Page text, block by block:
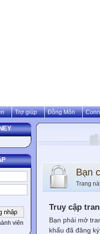
Trợ giúp Đồng Môn
viên
Bạn
Trang
Truy cập
Bạn phải mở
khẩu đã đăng